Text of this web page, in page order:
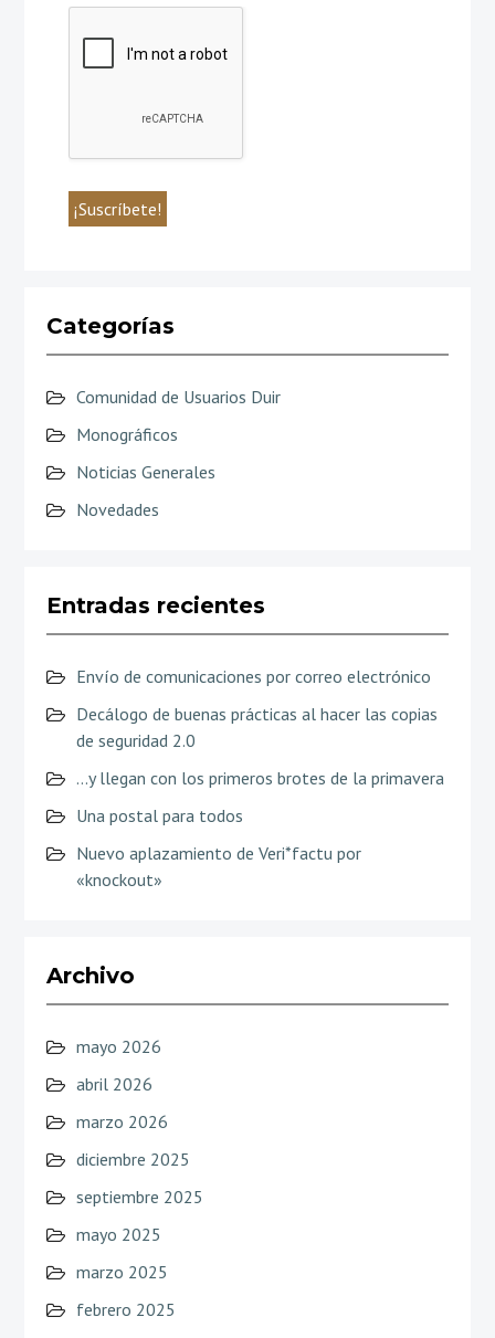
Categorías
Comunidad de Usuarios Duir
Monográficos
Noticias Generales
Novedades
Entradas recientes
Envío de comunicaciones por correo electrónico
Decálogo de buenas prácticas al hacer las copias
de seguridad 2.0
…y llegan con los primeros brotes de la primavera
Una postal para todos
Nuevo aplazamiento de Veri*factu por
«knockout»
Archivo
mayo 2026
abril 2026
marzo 2026
diciembre 2025
septiembre 2025
mayo 2025
marzo 2025
febrero 2025